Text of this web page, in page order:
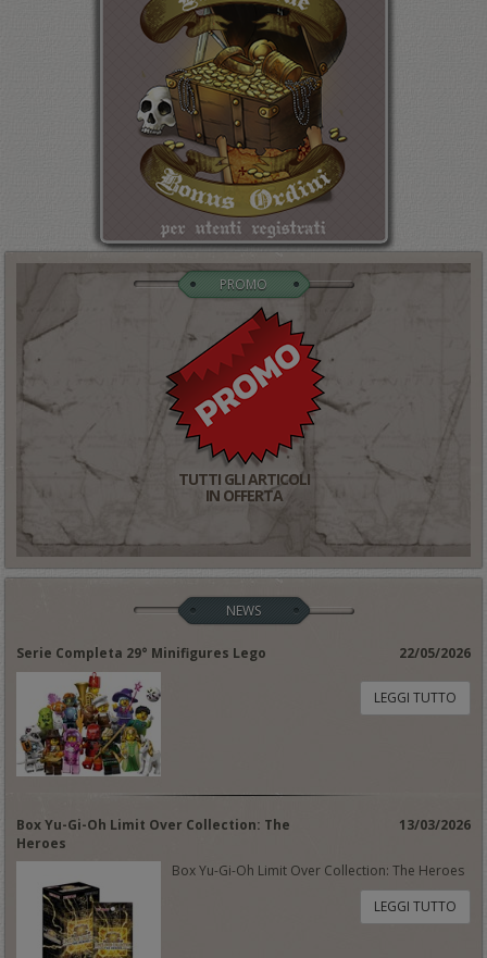
PROMO
TUTTI GLI ARTICOLI
IN OFFERTA
NEWS
Serie Completa 29° Minifigures Lego 22/05/2026
LEGGI TUTTO
Box Yu-Gi-Oh Limit Over Collection: The
Heroes
13/03/2026
Box Yu-Gi-Oh Limit Over Collection: The Heroes
LEGGI TUTTO